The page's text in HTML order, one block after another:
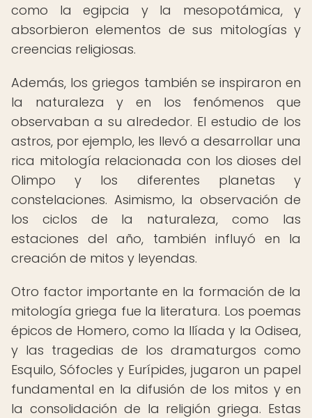
como la egipcia y la mesopotámica, y
absorbieron elementos de sus mitologías y
creencias religiosas.
Además, los griegos también se inspiraron en
la naturaleza y en los fenómenos que
observaban a su alrededor. El estudio de los
astros, por ejemplo, les llevó a desarrollar una
rica mitología relacionada con los dioses del
Olimpo y los diferentes planetas y
constelaciones. Asimismo, la observación de
los ciclos de la naturaleza, como las
estaciones del año, también influyó en la
creación de mitos y leyendas.
Otro factor importante en la formación de la
mitología griega fue la literatura. Los poemas
épicos de Homero, como la Ilíada y la Odisea,
y las tragedias de los dramaturgos como
Esquilo, Sófocles y Eurípides, jugaron un papel
fundamental en la difusión de los mitos y en
la consolidación de la religión griega. Estas